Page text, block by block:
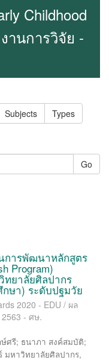
Childhood
านการวิจัย -
Subjects Types
Go
การพัฒนาหลักสูตร
Program)
ทยาลัยศิลปากร
ษา) ระดับปฐมวัย
2020 - EDU / ผล
- ศษ.
ศรี; ธนาภา สงค์สมบัติ;
มหาวิทยาลัยศิลปากร,